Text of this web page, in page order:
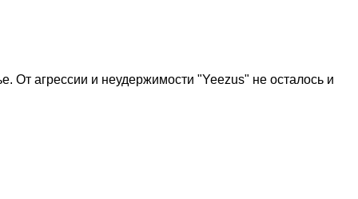
От агрессии и неудержимости "Yeezus" не осталось и